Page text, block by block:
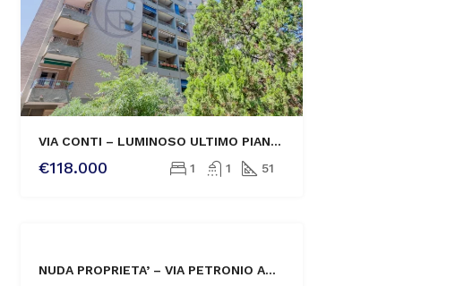
VIA CONTI – LUMINOSO ULTIMO PIANO CON TERRAZZA ABITABILE
€118.000 1 1 51
NUDA PROPRIETA’ – VIA PETRONIO AMPIO TRILOCALE CON TERRAZZA